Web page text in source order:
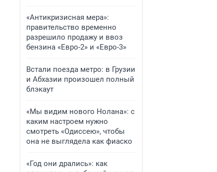
«Антикризисная мера»:
правительство временно
разрешило продажу и ввоз
бензина «Евро-2» и «Евро-3»
Встали поезда метро: в Грузии
и Абхазии произошел полный
блэкаут
«Мы видим нового Нолана»: с
каким настроем нужно
смотреть «Одиссею», чтобы
она не выглядела как фиаско
«Год они дрались»: как